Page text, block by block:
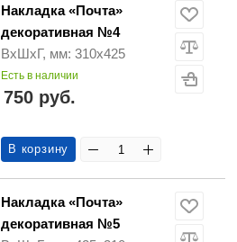
Накладка «Почта»
декоративная №4
ВхШхГ, мм: 310х425
Есть в наличии
750 руб.
В корзину
Накладка «Почта»
декоративная №5